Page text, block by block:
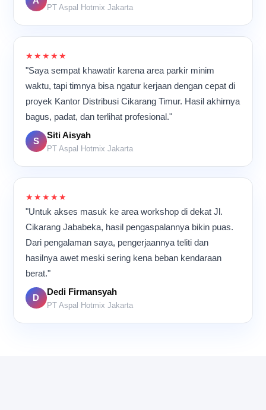
PT Aspal Hotmix Jakarta
★★★★★
"Saya sempat khawatir karena area parkir minim
waktu, tapi timnya bisa ngatur kerjaan dengan cepat di
proyek Kantor Distribusi Cikarang Timur. Hasil akhirnya
bagus, padat, dan terlihat profesional."
S
Siti Aisyah
PT Aspal Hotmix Jakarta
★★★★★
"Untuk akses masuk ke area workshop di dekat Jl.
Cikarang Jababeka, hasil pengaspalannya bikin puas.
Dari pengalaman saya, pengerjaannya teliti dan
hasilnya awet meski sering kena beban kendaraan
berat."
D
Dedi Firmansyah
PT Aspal Hotmix Jakarta